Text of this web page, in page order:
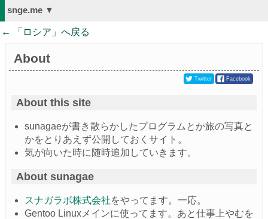
snge.me ▼
← 「 ロシア 」へ戻る
About
Twitter Facebook
About this site
sunagaeが書き散らかしたプログラムとか旅の写真と
かをとりあえず公開しておくサイト。
気が向いた時に随時追加していきます。
About sunagae
スナガラボ株式会社をやってます。一応。
Gentoo Linuxメインに使ってます。あと仕事上やむを